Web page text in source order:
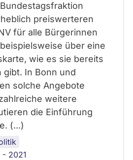
preiswerteren
für alle Bürgerinnen
über eine
wie es sie bereits
gibt. In Bonn und
solche Angebote
weitere
die Einführung
(...)
- 2021